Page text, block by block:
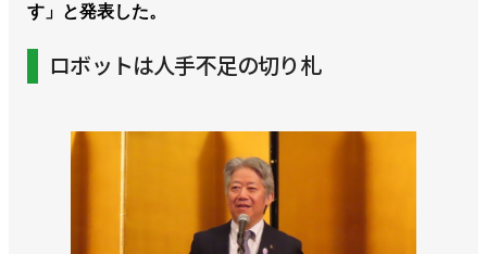
す」と発表した。
ロボットは人手不足の切り札